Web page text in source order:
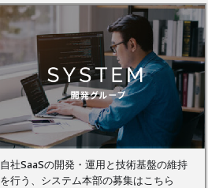
自社SaaSの開発・運用と技術基盤の維持
を行う、システム本部の募集はこちら